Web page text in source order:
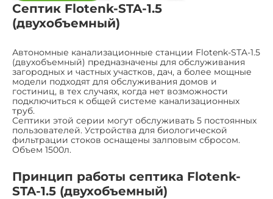
Септик Flotenk-STA-1.5
(двухобъемный)
Автономные канализационные станции Flotenk-STA-1.5
(двухобъемный) предназначены для обслуживания
загородных и частных участков, дач, а более мощные
модели подходят для обслуживания домов и
гостиниц, в тех случаях, когда нет возможности
подключиться к общей системе канализационных
труб.
Септики этой серии могут обслуживать 5 постоянных
пользователей. Устройства для биологической
фильтрации стоков оснащены залповым сбросом.
Объем 1500л.
Принцип работы септика Flotenk-
STA-1.5 (двухобъемный)